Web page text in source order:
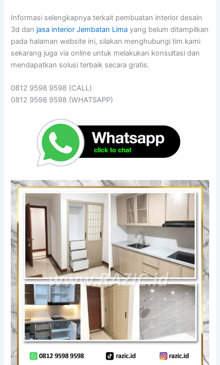
Informasi selengkapnya terkait pembuatan interior desain
3d dan jasa interior Jembatan Lima yang belum ditampilkan
pada halaman website ini, silakan menghubungi tim kami
sekarang juga via online untuk melakukan konsultasi dan
mendapatkan solusi terbaik secara gratis.
0812 9598 9598 (CALL)
0812 9598 9598 (WHATSAPP)